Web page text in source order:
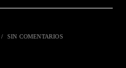
/ SIN COMENTARIOS